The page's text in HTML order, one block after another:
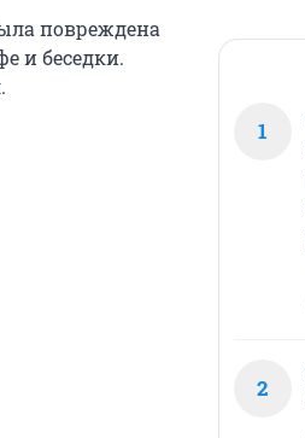
повреждена
и беседки.
1
2